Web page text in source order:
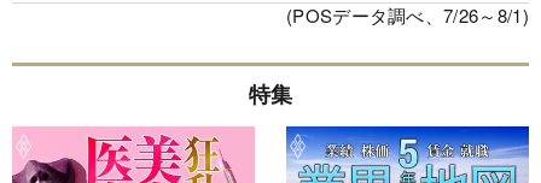
(POSデータ調べ、7/26～8/1)
特集